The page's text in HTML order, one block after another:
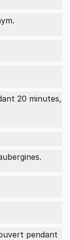
20 minutes,
pendant